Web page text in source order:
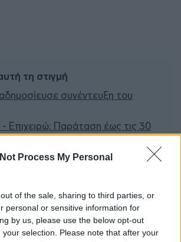
Process My Personal
of the sale, sharing to third parties, or
personal or sensitive information for
by us, please use the below opt-out
selection. Please note that after your
τη στιγμή
συνέντευξη του
Επιχειρώ: Παράταση έως τις 30
περισσότερες από 400
των καθαρών οικοπέδων, ας
της γης στην Ελλάδα